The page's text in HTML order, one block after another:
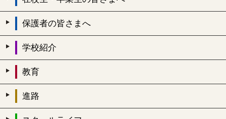
保護者の皆さまへ
学校紹介
教育
進路